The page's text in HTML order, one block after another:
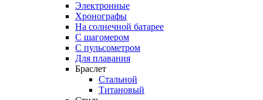
Электронные
Хронографы
На солнечной батарее
С шагомером
С пульсометром
Для плавания
Браслет
Стальной
Титановый